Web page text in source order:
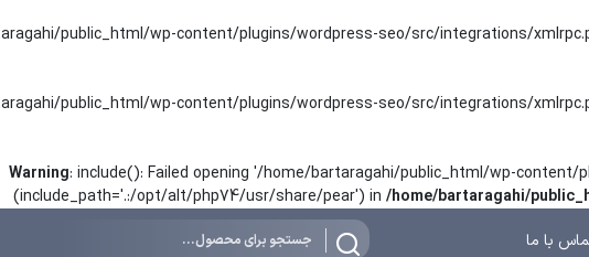
public_html/wp-content/plugins/wordpress-seo/src/integrations/
public_html/wp-content/plugins/wordpress-seo/src/integrations/
Warning: include(): Failed opening '/home/bartaragahi/public_html/wp-
(include_path='.:/opt/alt/php74/usr/share/pear') in /home/bartaragahi/
با ما